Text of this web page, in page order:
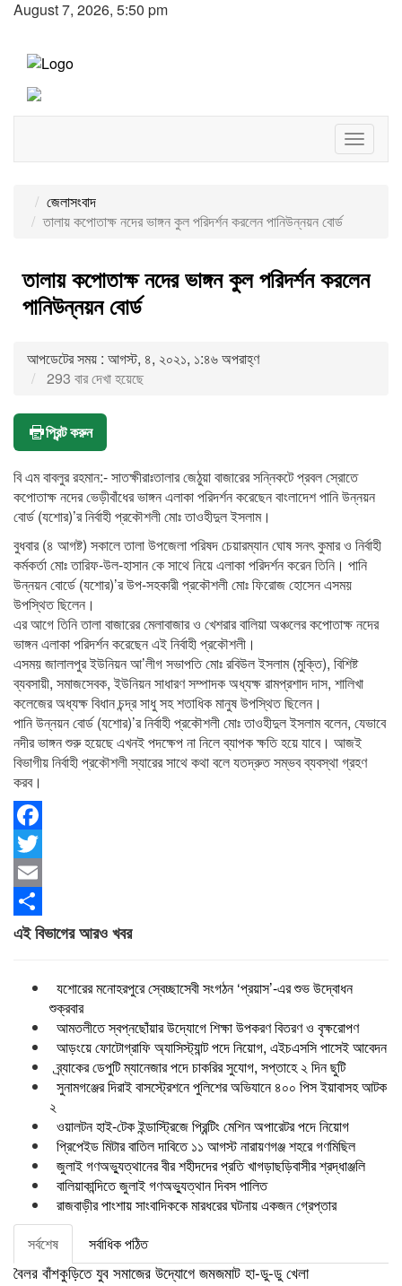
August 7, 2026, 5:50 pm
Toggle
জেলাসংবাদ
তালায় কপোতাক্ষ নদের ভাঙ্গন কুল পরিদর্শন করলেন পানিউন্নয়ন বোর্ড
তালায় কপোতাক্ষ নদের ভাঙ্গন কুল পরিদর্শন করলেন
পানিউন্নয়ন বোর্ড
আপডেটের সময় : আগস্ট, ৪, ২০২১, ১:৪৬ অপরাহ্ণ
293 বার দেখা হয়েছে
প্রিন্ট করুন
বি এম বাবলুর রহমান:- সাতক্ষীরাঃতালার জেঠুয়া বাজারের সন্নিকটে প্রবল স্রোতে
কপোতাক্ষ নদের ভেড়ীবাঁধের ভাঙ্গন এলাকা পরিদর্শন করেছেন বাংলাদেশ পানি উন্নয়ন
বোর্ড (যশোর)’র নির্বাহী প্রকৌশলী মোঃ তাওহীদুল ইসলাম।
বুধবার (৪ আগষ্ট) সকালে তালা উপজেলা পরিষদ চেয়ারম্যান ঘোষ সনৎ কুমার ও নির্বাহী
কর্মকর্তা মোঃ তারিফ-উল-হাসান কে সাথে নিয়ে এলাকা পরিদর্শন করেন তিনি। পানি
উন্নয়ন বোর্ডে (যশোর)’র উপ-সহকারী প্রকৌশলী মোঃ ফিরোজ হোসেন এসময়
উপস্থিত ছিলেন।
এর আগে তিনি তালা বাজারের মেলাবাজার ও খেশরার বালিয়া অঞ্চলের কপোতাক্ষ নদের
ভাঙ্গন এলাকা পরিদর্শন করেছেন এই নির্বাহী প্রকৌশলী।
এসময় জালালপুর ইউনিয়ন আ’লীগ সভাপতি মোঃ রবিউল ইসলাম (মুক্তি), বিশিষ্ট
ব্যবসায়ী, সমাজসেবক, ইউনিয়ন সাধারণ সম্পাদক অধ্যক্ষ রামপ্রশাদ দাস, শালিখা
কলেজের অধ্যক্ষ বিধান চন্দ্র সাধু সহ শতাধিক মানুষ উপস্থিত ছিলেন।
পানি উন্নয়ন বোর্ড (যশোর)’র নির্বাহী প্রকৌশলী মোঃ তাওহীদুল ইসলাম বলেন, যেভাবে
নদীর ভাঙ্গন শুরু হয়েছে এখনই পদক্ষেপ না নিলে ব্যাপক ক্ষতি হয়ে যাবে। আজই
বিভাগীয় নির্বাহী প্রকৌশলী স্যারের সাথে কথা বলে যতদ্রুত সম্ভব ব্যবস্থা গ্রহণ
করব।
Facebook
Twitter
Email
Share
এই বিভাগের আরও খবর
যশোরের মনোহরপুরে স্বেচ্ছাসেবী সংগঠন ‘প্রয়াস’-এর শুভ উদ্বোধন
শুক্রবার
আমতলীতে স্বপ্নছোঁয়ার উদ্যোগে শিক্ষা উপকরণ বিতরণ ও বৃক্ষরোপণ
আড়ংয়ে ফোটোগ্রাফি অ্যাসিস্ট্যান্ট পদে নিয়োগ, এইচএসসি পাসেই আবেদন
ব্র্যাকের ডেপুটি ম্যানেজার পদে চাকরির সুযোগ, সপ্তাহে ২ দিন ছুটি
সুনামগঞ্জের দিরাই বাসস্ট্রেশনে পুলিশের অভিযানে ৪০০ পিস ইয়াবাসহ আটক
২
ওয়ালটন হাই-টেক ইন্ডাস্ট্রিজে প্রিন্টিং মেশিন অপারেটর পদে নিয়োগ
প্রিপেইড মিটার বাতিল দাবিতে ১১ আগস্ট নারায়ণগঞ্জ শহরে গণমিছিল
জুলাই গণঅভ্যুত্থানের বীর শহীদদের প্রতি খাগড়াছড়িবাসীর শ্রদ্ধাঞ্জলি
বালিয়াকান্দিতে জুলাই গণঅভ্যুত্থান দিবস পালিত
রাজবাড়ীর পাংশায় সাংবাদিককে মারধরের ঘটনায় একজন গ্রেপ্তার
সর্বশেষ
সর্বাধিক পঠিত
বৈলর বাঁশকুড়িতে যুব সমাজের উদ্যোগে জমজমাট হা-ডু-ডু খেলা